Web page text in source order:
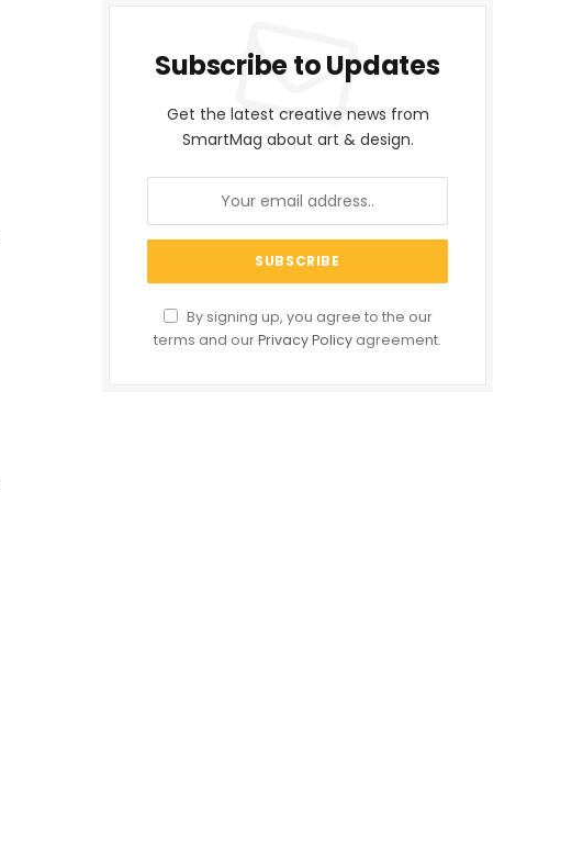
Subscribe to Updates
Get the latest creative news from
SmartMag about art & design.
By signing up, you agree to the our
terms and ourPrivacy Policy agreement.